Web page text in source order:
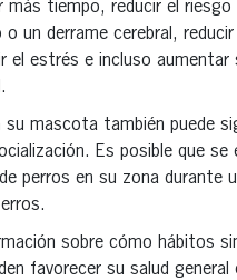
más tiempo, reducir el riesgo
o un derrame cerebral,
el estrés e incluso aumentar
su mascota también puede
Es posible que se
perros en su zona durante
sobre cómo hábitos
favorecer su salud general